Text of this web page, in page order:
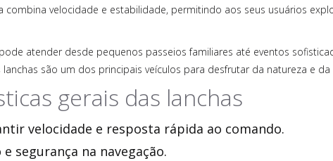
velocidade e estabilidade, permitindo aos seus usuários
atender desde pequenos passeios familiares até eventos
são um dos principais veículos para desfrutar da natureza e
gerais das lanchas
velocidade e resposta rápida ao comando.
segurança na navegação.